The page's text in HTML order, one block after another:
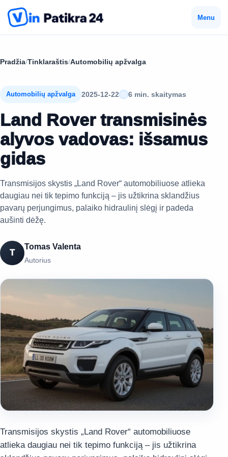
Menu
Pradžia/Tinklaraštis/Automobilių apžvalga
Automobilių apžvalga 2025-12-22 6 min. skaitymas
Land Rover transmisinės
alyvos vadovas: išsamus
gidas
Transmisijos skystis „Land Rover“ automobiliuose atlieka
daugiau nei tik tepimo funkciją – jis užtikrina sklandžius
pavarų perjungimus, palaiko hidraulinį slėgį ir padeda
aušinti dėžę.
T
Tomas Valenta
Autorius
Transmisijos skystis „Land Rover“ automobiliuose
atlieka daugiau nei tik tepimo funkciją – jis užtikrina